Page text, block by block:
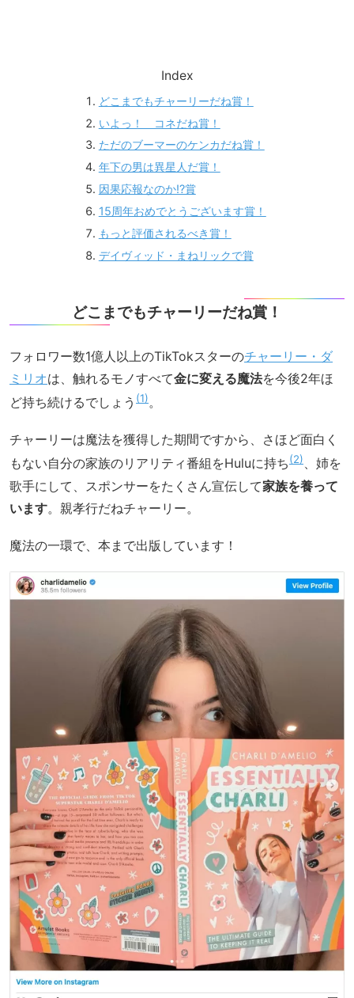
Index
どこまでもチャーリーだね賞！
いよっ！ コネだね賞！
ただのブーマーのケンカだね賞！
年下の男は異星人だ賞！
因果応報なのか!?賞
15周年おめでとうございます賞！
もっと評価されるべき賞！
デイヴィッド・まねリックで賞
どこまでもチャーリーだね賞！
フォロワー数1億人以上のTikTokスターのチャーリー・ダ
ミリオは、触れるモノすべて金に変える魔法を今後2年ほ
ど持ち続けるでしょう 1 。
チャーリーは魔法を獲得した期間ですから、さほど面白く
もない自分の家族のリアリティ番組をHuluに持ち 2 、姉を
歌手にして、スポンサーをたくさん宣伝して家族を養って
います。親孝行だねチャーリー。
魔法の一環で、本まで出版しています！